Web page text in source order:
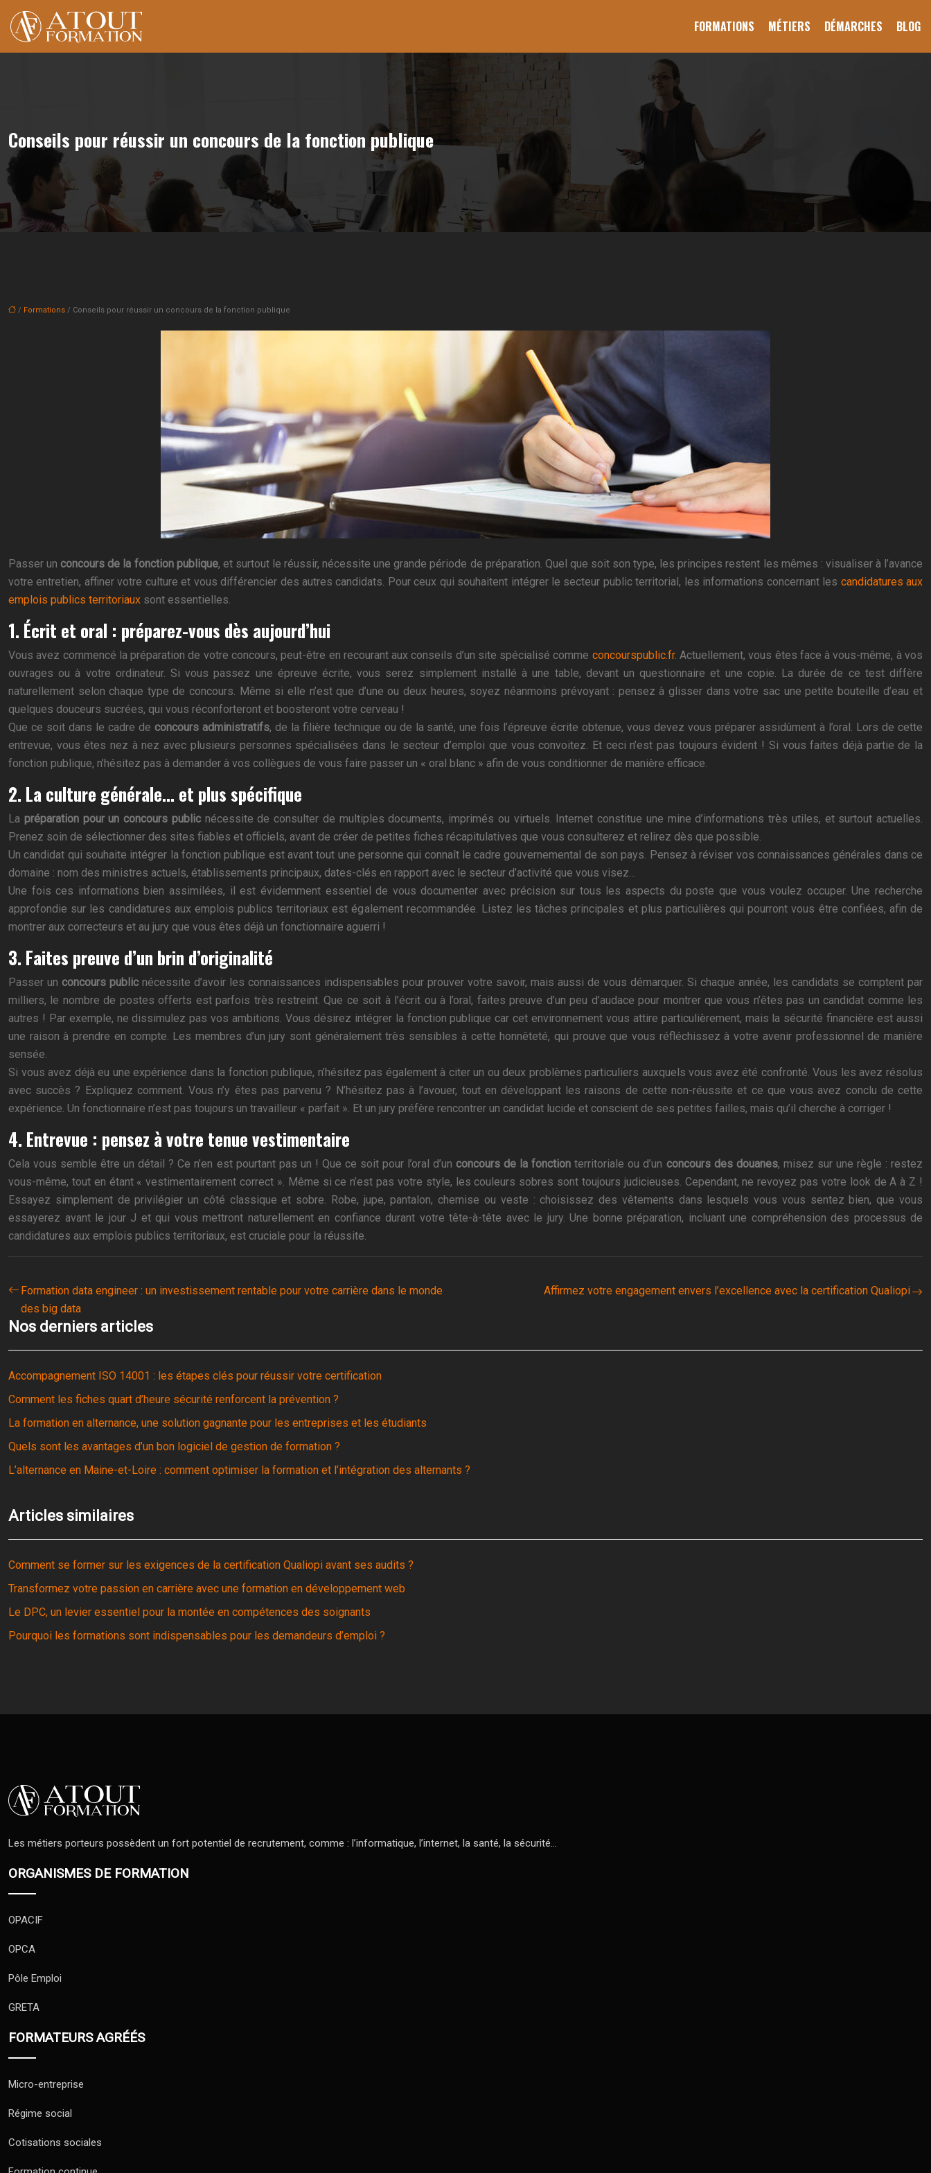
FORMATIONS MÉTIERS DÉMARCHES BLOG
Conseils pour réussir un concours de la fonction publique
/ Formations / Conseils pour réussir un concours de la fonction publique
Passer un concours de la fonction publique, et surtout le réussir, nécessite une grande période de préparation. Quel que soit son type, les principes restent les mêmes : visualiser à l’avance
votre entretien, affiner votre culture et vous différencier des autres candidats. Pour ceux qui souhaitent intégrer le secteur public territorial, les informations concernant les candidatures aux
emplois publics territoriaux sont essentielles.
1. Écrit et oral : préparez-vous dès aujourd’hui
Vous avez commencé la préparation de votre concours, peut-être en recourant aux conseils d’un site spécialisé comme concourspublic.fr. Actuellement, vous êtes face à vous-même, à vos
ouvrages ou à votre ordinateur. Si vous passez une épreuve écrite, vous serez simplement installé à une table, devant un questionnaire et une copie. La durée de ce test diffère
naturellement selon chaque type de concours. Même si elle n’est que d’une ou deux heures, soyez néanmoins prévoyant : pensez à glisser dans votre sac une petite bouteille d’eau et
quelques douceurs sucrées, qui vous réconforteront et boosteront votre cerveau !
Que ce soit dans le cadre de concours administratifs, de la filière technique ou de la santé, une fois l’épreuve écrite obtenue, vous devez vous préparer assidûment à l’oral. Lors de cette
entrevue, vous êtes nez à nez avec plusieurs personnes spécialisées dans le secteur d’emploi que vous convoitez. Et ceci n’est pas toujours évident ! Si vous faites déjà partie de la
fonction publique, n’hésitez pas à demander à vos collègues de vous faire passer un « oral blanc » afin de vous conditionner de manière efficace.
2. La culture générale… et plus spécifique
La préparation pour un concours publicnécessite de consulter de multiples documents, imprimés ou virtuels. Internet constitue une mine d’informations très utiles, et surtout actuelles.
Prenez soin de sélectionner des sites fiables et officiels, avant de créer de petites fiches récapitulatives que vous consulterez et relirez dès que possible.
Un candidat qui souhaite intégrer la fonction publique est avant tout une personne qui connaît le cadre gouvernemental de son pays. Pensez à réviser vos connaissances générales dans ce
domaine : nom des ministres actuels, établissements principaux, dates-clés en rapport avec le secteur d’activité que vous visez…
Une fois ces informations bien assimilées, il est évidemment essentiel de vous documenter avec précision sur tous les aspects du poste que vous voulez occuper. Une recherche
approfondie sur les candidatures aux emplois publics territoriaux est également recommandée. Listez les tâches principales et plus particulières qui pourront vous être confiées, afin de
montrer aux correcteurs et au jury que vous êtes déjà un fonctionnaire aguerri !
3. Faites preuve d’un brin d’originalité
Passer un concours public nécessite d’avoir les connaissances indispensables pour prouver votre savoir, mais aussi de vous démarquer. Si chaque année, les candidats se comptent par
milliers, le nombre de postes offerts est parfois très restreint. Que ce soit à l’écrit ou à l’oral, faites preuve d’un peu d’audace pour montrer que vous n’êtes pas un candidat comme les
autres ! Par exemple, ne dissimulez pas vos ambitions. Vous désirez intégrer la fonction publique car cet environnement vous attire particulièrement, mais la sécurité financière est aussi
une raison à prendre en compte. Les membres d’un jury sont généralement très sensibles à cette honnêteté, qui prouve que vous réfléchissez à votre avenir professionnel de manière
sensée.
Si vous avez déjà eu une expérience dans la fonction publique, n’hésitez pas également à citer un ou deux problèmes particuliers auxquels vous avez été confronté. Vous les avez résolus
avec succès ? Expliquez comment. Vous n’y êtes pas parvenu ? N’hésitez pas à l’avouer, tout en développant les raisons de cette non-réussite et ce que vous avez conclu de cette
expérience. Un fonctionnaire n’est pas toujours un travailleur « parfait ». Et un jury préfère rencontrer un candidat lucide et conscient de ses petites failles, mais qu’il cherche à corriger !
4. Entrevue : pensez à votre tenue vestimentaire
Cela vous semble être un détail ? Ce n’en est pourtant pas un ! Que ce soit pour l’oral d’un concours de la fonction territoriale ou d’un concours des douanes, misez sur une règle : restez
vous-même, tout en étant « vestimentairement correct ». Même si ce n’est pas votre style, les couleurs sobres sont toujours judicieuses. Cependant, ne revoyez pas votre look de A à Z !
Essayez simplement de privilégier un côté classique et sobre. Robe, jupe, pantalon, chemise ou veste : choisissez des vêtements dans lesquels vous vous sentez bien, que vous
essayerez avant le jour J et qui vous mettront naturellement en confiance durant votre tête-à-tête avec le jury. Une bonne préparation, incluant une compréhension des processus de
candidatures aux emplois publics territoriaux, est cruciale pour la réussite.
Formation data engineer : un investissement rentable pour votre carrière dans le monde
des big data
Affirmez votre engagement envers l’excellence avec la certification Qualiopi
Nos derniers articles
Accompagnement ISO 14001 : les étapes clés pour réussir votre certification
Comment les fiches quart d’heure sécurité renforcent la prévention ?
La formation en alternance, une solution gagnante pour les entreprises et les étudiants
Quels sont les avantages d’un bon logiciel de gestion de formation ?
L’alternance en Maine-et-Loire : comment optimiser la formation et l’intégration des alternants ?
Articles similaires
Comment se former sur les exigences de la certification Qualiopi avant ses audits ?
Transformez votre passion en carrière avec une formation en développement web
Le DPC, un levier essentiel pour la montée en compétences des soignants
Pourquoi les formations sont indispensables pour les demandeurs d’emploi ?
Les métiers porteurs possèdent un fort potentiel de recrutement, comme : l’informatique, l’internet, la santé, la sécurité…
ORGANISMES DE FORMATION
OPACIF
OPCA
Pôle Emploi
GRETA
FORMATEURS AGRÉÉS
Micro-entreprise
Régime social
Cotisations sociales